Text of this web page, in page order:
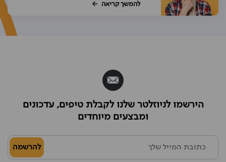
להמשך קריאה
הירשמו לניוזלטר שלנו לקבלת טיפים, עדכונים
ומבצעים מיוחדים
להרשמה